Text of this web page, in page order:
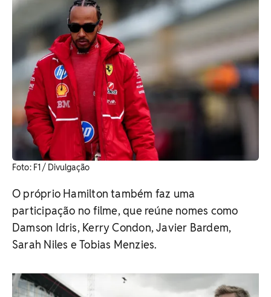
​Foto: F1 / Divulgação
O próprio Hamilton também faz uma
participação no filme, que reúne nomes como
Damson Idris, Kerry Condon, Javier Bardem,
Sarah Niles e Tobias Menzies.